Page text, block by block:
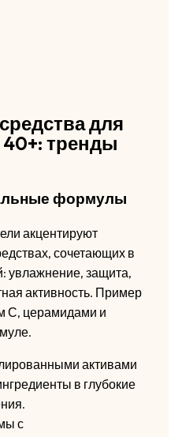
для
40+: тренды
формулы
акцентируют
сочетающих в
увлажнение, защита,
активность. Пример
С, церамидами и
активами
в глубокие
с